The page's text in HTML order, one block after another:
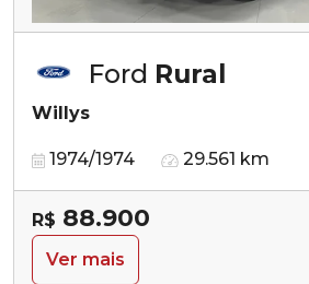
Ford Rural
Willys
1974/1974 29.561 km
R$ 88.900
Ver mais